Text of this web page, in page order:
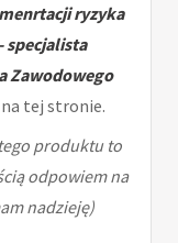
ryzyka
specjalista
Zawodowego
tej stronie.
produktu to
odpowiem na
nadzieję)